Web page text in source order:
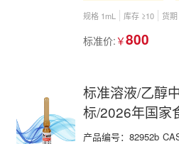
规格 1mL 库存 ≥10 货
标准价: ￥800
标准溶液/乙醇
标/2026年国家
素风险监测工作
产品编号： 82952b